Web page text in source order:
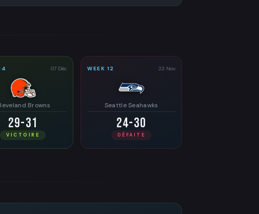
07 Déc
Browns
29-31
VICTOIRE
WEEK 12 23 Nov
Seattle Seahawks
24-30
DÉFAITE